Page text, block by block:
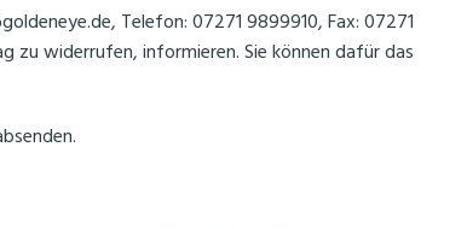
Telefon: 07271 9899910, Fax: 07271
zu widerrufen, informieren. Sie können dafür das